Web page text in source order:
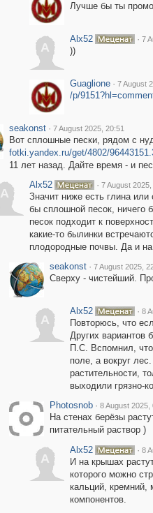
Лучше бы ты
A
Alx52 · 7
))
Guaglione · 7 August
/p/
seakonst · 7 August 2025, 20:51
Вот сплошные пески, рядом с
fotki.yandex.ru/get/4802/
11 лет назад. Дайте время - и
A
Alx52 · 7 August
Значит ниже есть глина
бы сплошной песок, ничего
песок подходит к
какие-то былинки
плодородные почвы. Да и
seakonst · 7 August 2025,
Сверху - чистейший.
A
Alx52 · 8
Повторюсь, что
Других вариантов
П.С. Вспомнил,
поле, а вокруг
растительности,
выходили грязно-
Photosnob · 8 August 2025,
На стенах берёзы
питательный раствор )
A
Alx52 · 8
И на крышах
которого можно
кальций, кремний,
компонентов.